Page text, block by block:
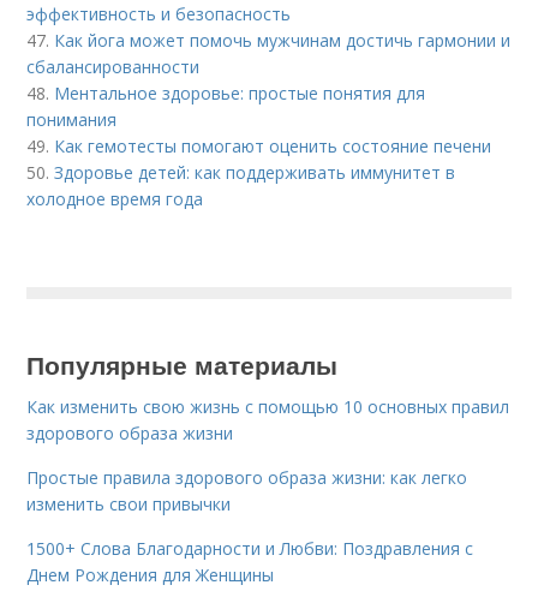
эффективность и безопасность
47. Как йога может помочь мужчинам достичь гармонии и
сбалансированности
48. Ментальное здоровье: простые понятия для
понимания
49. Как гемотесты помогают оценить состояние печени
50.Здоровье детей: как поддерживать иммунитет в
холодное время года
Популярные материалы
Как изменить свою жизнь с помощью 10 основных правил
здорового образа жизни
Простые правила здорового образа жизни: как легко
изменить свои привычки
1500+ Слова Благодарности и Любви: Поздравления с
Днем Рождения для Женщины